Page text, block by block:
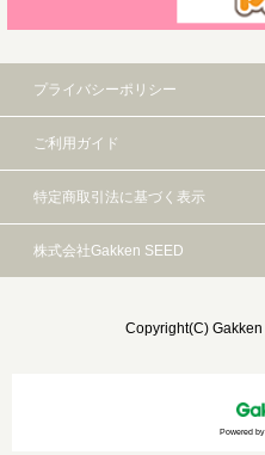
プライバシーポリシー
ご利用ガイド
特定商取引法に基づく表示
株式会社Gakken SEED
Copyright(C)
Powered